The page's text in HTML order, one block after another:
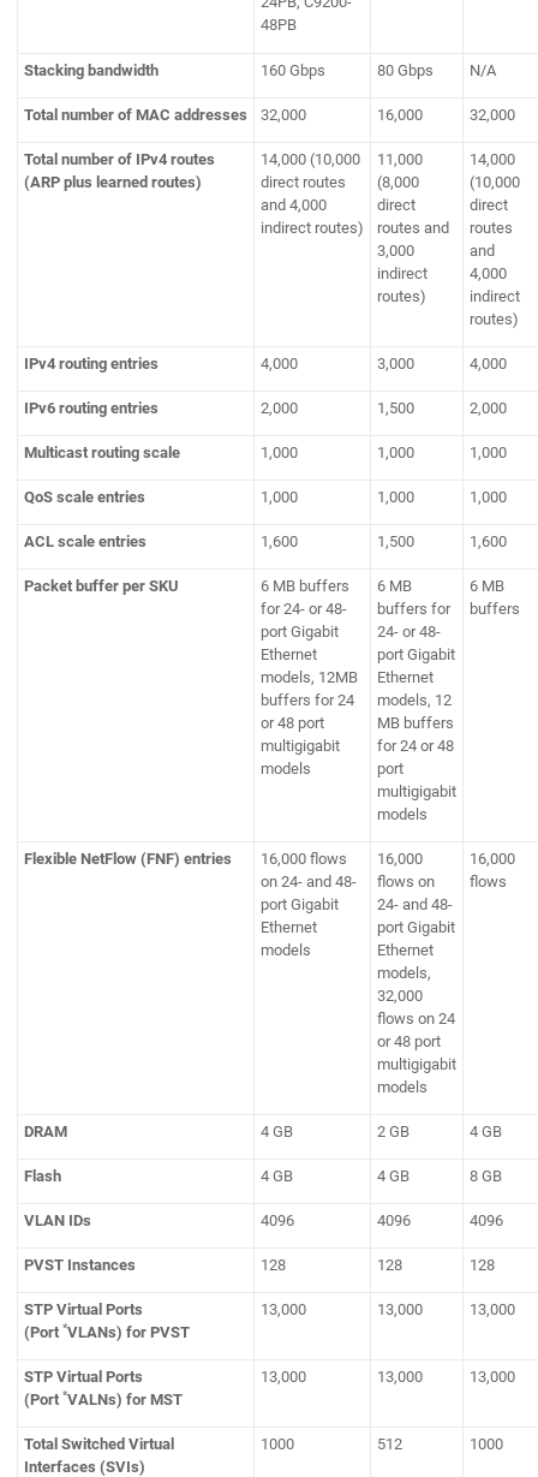
48PB
Stacking bandwidth 160 Gbps 80 Gbps N/A
Total number of MAC addresses 32,000 16,000 32,000
Total number of IPv4 routes
(ARP plus learned routes)
14,000 (10,000
direct routes
and 4,000
indirect routes)
11,000
(8,000
direct
routes and
3,000
indirect
routes)
14,000
(10,000
direct
routes
and
4,000
indirect
routes)
IPv4 routing entries 4,000 3,000 4,000
IPv6 routing entries 2,000 1,500 2,000
Multicast routing scale 1,000 1,000 1,000
QoS scale entries 1,000 1,000 1,000
ACL scale entries 1,600 1,500 1,600
Packet buffer per SKU
6 MB buffers
for 24- or 48-
port Gigabit
Ethernet
models, 12MB
buffers for 24
or 48 port
multigigabit
models
6 MB
buffers for
24- or 48-
port Gigabit
Ethernet
models, 12
MB buffers
for 24 or 48
port
multigigabit
models
6 MB
buffers
Flexible NetFlow (FNF) entries
16,000 flows
on 24- and 48-
port Gigabit
Ethernet
models
16,000
flows on
24- and 48-
port Gigabit
Ethernet
models,
32,000
flows on 24
or 48 port
multigigabit
models
16,000
flows
DRAM 4 GB 2 GB 4 GB
Flash 4 GB 4 GB 8 GB
VLAN IDs 4096 4096 4096
PVST Instances 128 128 128
STP Virtual Ports
(Port *VLANs) for PVST
13,000 13,000 13,000
STP Virtual Ports
(Port *VALNs) for MST
13,000 13,000 13,000
Total Switched Virtual
Interfaces (SVIs)
1000 512 1000